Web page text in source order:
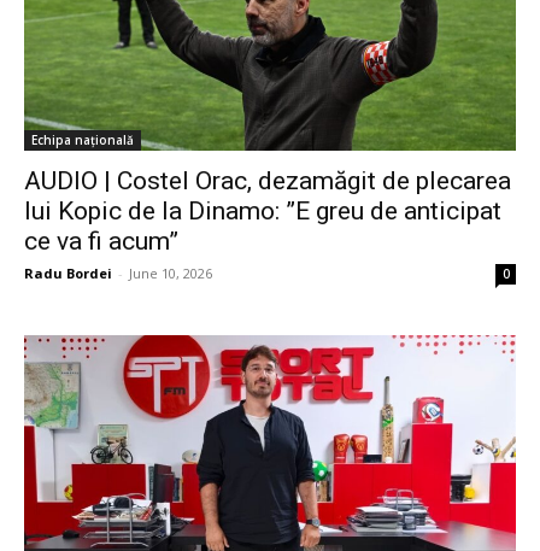
Echipa națională
AUDIO | Costel Orac, dezamăgit de plecarea
lui Kopic de la Dinamo: ”E greu de anticipat
ce va fi acum”
Radu Bordei - June 10, 2026 0